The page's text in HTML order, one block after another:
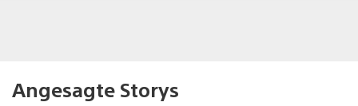
Angesagte Storys